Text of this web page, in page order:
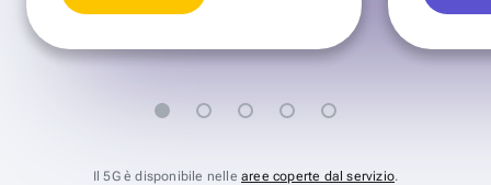
Il 5G è disponibile nelle aree coperte dal servizio.